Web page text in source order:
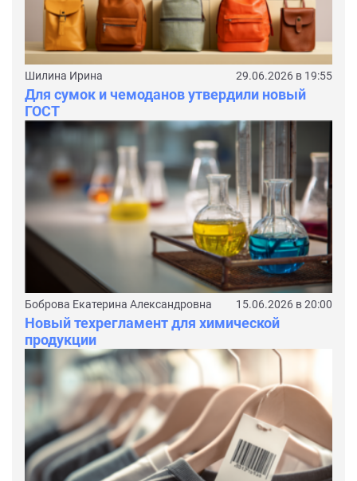
Шилина Ирина 29.06.2026 в 19:55
Для сумок и чемоданов утвердили новый
ГОСТ
Боброва Екатерина Александровна 15.06.2026 в 20:00
Новый техрегламент для химической
продукции